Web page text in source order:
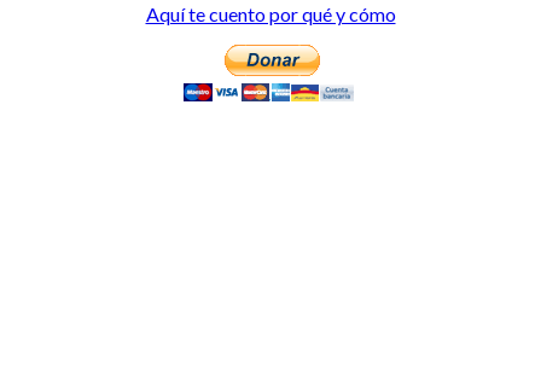
Aquí te cuento por qué y cómo